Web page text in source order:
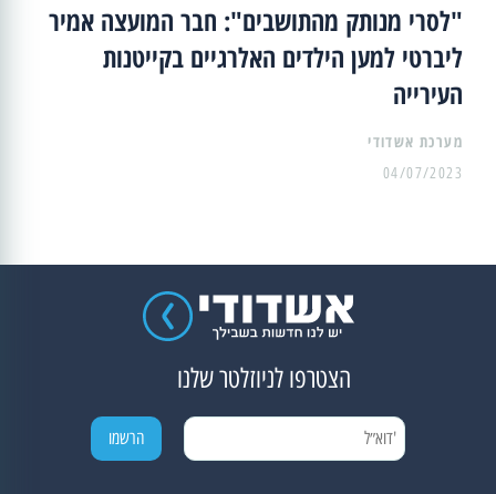
"לסרי מנותק מהתושבים": חבר המועצה אמיר
ליברטי למען הילדים האלרגיים בקייטנות
העירייה
מערכת אשדודי
04/07/2023
הצטרפו לניוזלטר שלנו